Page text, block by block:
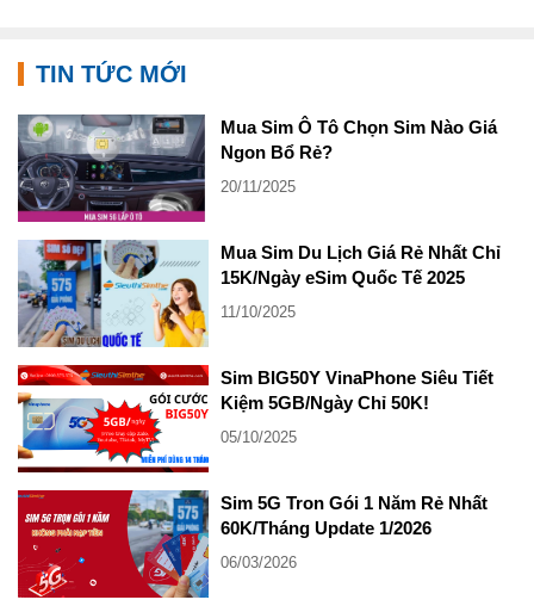
TIN TỨC MỚI
Mua Sim Ô Tô Chọn Sim Nào Giá
Ngon Bổ Rẻ?
20/11/2025
Mua Sim Du Lịch Giá Rẻ Nhất Chỉ
15K/Ngày eSim Quốc Tế 2025
11/10/2025
Sim BIG50Y VinaPhone Siêu Tiết
Kiệm 5GB/Ngày Chỉ 50K!
05/10/2025
Sim 5G Tron Gói 1 Năm Rẻ Nhất
60K/Tháng Update 1/2026
06/03/2026